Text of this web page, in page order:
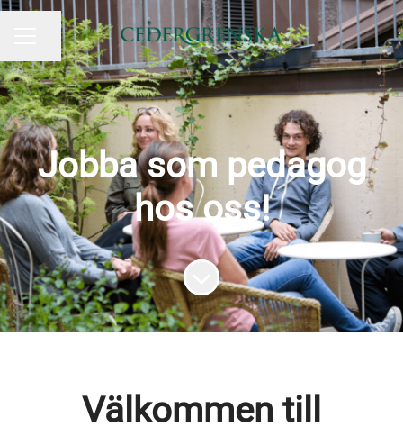
KARRIÄRMENY
Dela sidan
Jobba som pedagog
hos oss!
Skrolla för mer innehåll
Välkommen till